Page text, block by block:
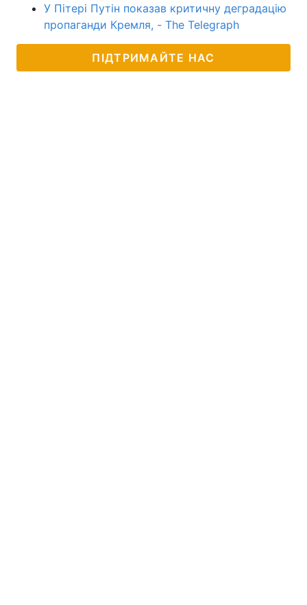
У Пітері Путін показав критичну деградацію
пропаганди Кремля, - The Telegraph
ПІДТРИМАЙТЕ НАС